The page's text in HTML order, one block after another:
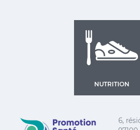
NUTRITION
Promotion Santé
6,